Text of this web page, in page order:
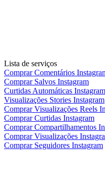
Lista de serviços
Comprar Comentários
Comprar Salvos Instagram
Curtidas Automáticas Instagram
Visualizações Stories Instagram
Comprar Visualizações Reels
Comprar Curtidas Instagram
Comprar Compartilhamentos
Comprar Visualizações
Comprar Seguidores Instagram